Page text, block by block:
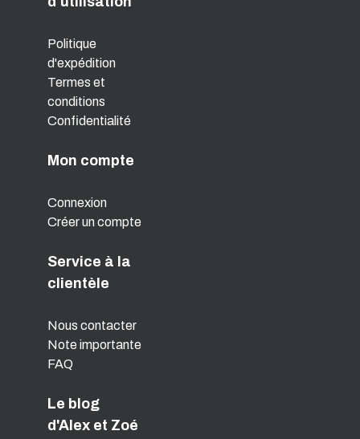
Politique
d'expédition
Termes et
conditions
Confidentialité
Mon compte
Connexion
Créer un compte
Service à la
clientèle
Nous contacter
Note importante
FAQ
Le blog
d'Alex et Zoé